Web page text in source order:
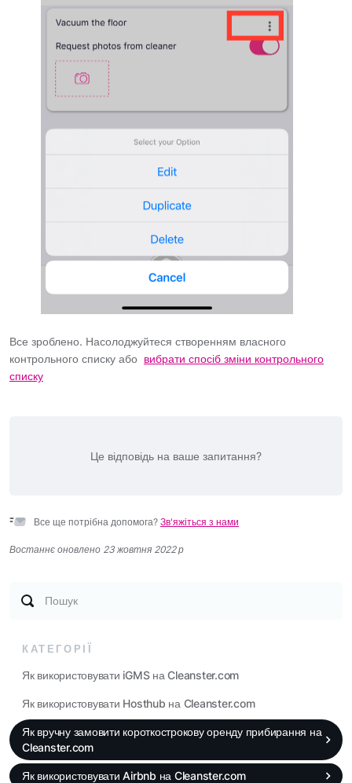
Пошук
КАТЕГОРІЇ
Як використовувати iGMS на Cleanster.com
Як використовувати Hosthub на Cleanster.com
Як вручну замовити короткострокову оренду прибирання на
Cleanster.com
Як використовувати Airbnb на Cleanster.com
Все зроблено. Насолоджуйтеся створенням власного
контрольного списку або вибрати спосіб зміни контрольного
списку
Це відповідь на ваше запитання?
Все ще потрібна допомога? Зв'яжіться з нами
Востаннє оновлено 23 жовтня 2022 р